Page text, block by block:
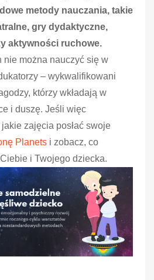
metody nauczania, takie
gry dydaktyczne,
aktywności ruchowe.
nie można nauczyć się w
– wykwalifikowani
którzy wkładają w
i duszę. Jeśli więc
zajęcia posłać swoje
Planetsi zobacz, co
i Twojego dziecka.